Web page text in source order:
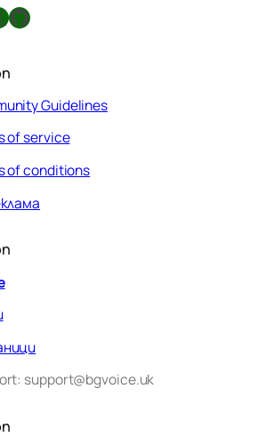
GitHub
Guidelines
of service
of conditions
support@bgvoice.uk